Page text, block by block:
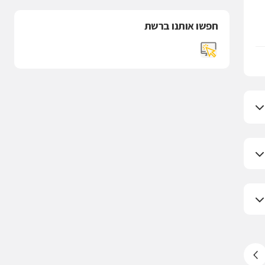
חפשו אותנו ברשת